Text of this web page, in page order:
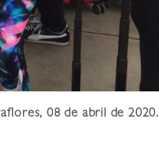
08 de abril de 2020.